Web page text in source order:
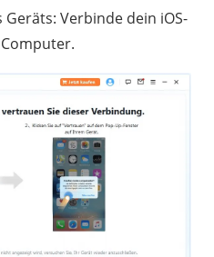
Verbinde dein iOS-